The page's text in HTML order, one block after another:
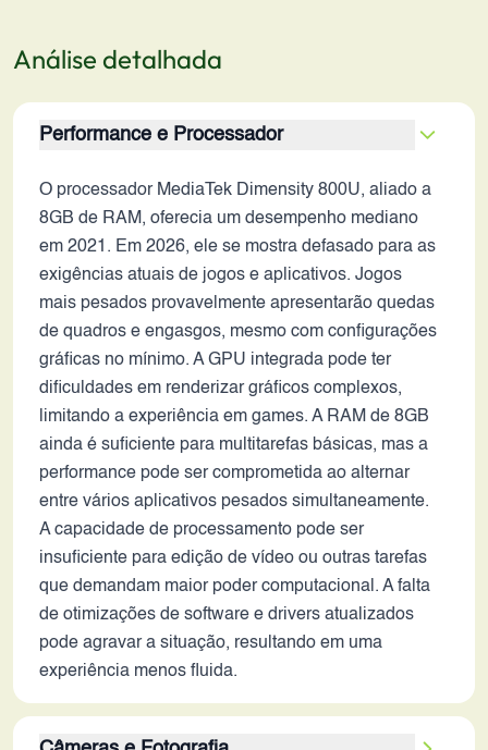
Análise detalhada
Performance e Processador
O processador MediaTek Dimensity 800U, aliado a
8GB de RAM, oferecia um desempenho mediano
em 2021. Em 2026, ele se mostra defasado para as
exigências atuais de jogos e aplicativos. Jogos
mais pesados provavelmente apresentarão quedas
de quadros e engasgos, mesmo com configurações
gráficas no mínimo. A GPU integrada pode ter
dificuldades em renderizar gráficos complexos,
limitando a experiência em games. A RAM de 8GB
ainda é suficiente para multitarefas básicas, mas a
performance pode ser comprometida ao alternar
entre vários aplicativos pesados simultaneamente.
A capacidade de processamento pode ser
insuficiente para edição de vídeo ou outras tarefas
que demandam maior poder computacional. A falta
de otimizações de software e drivers atualizados
pode agravar a situação, resultando em uma
experiência menos fluida.